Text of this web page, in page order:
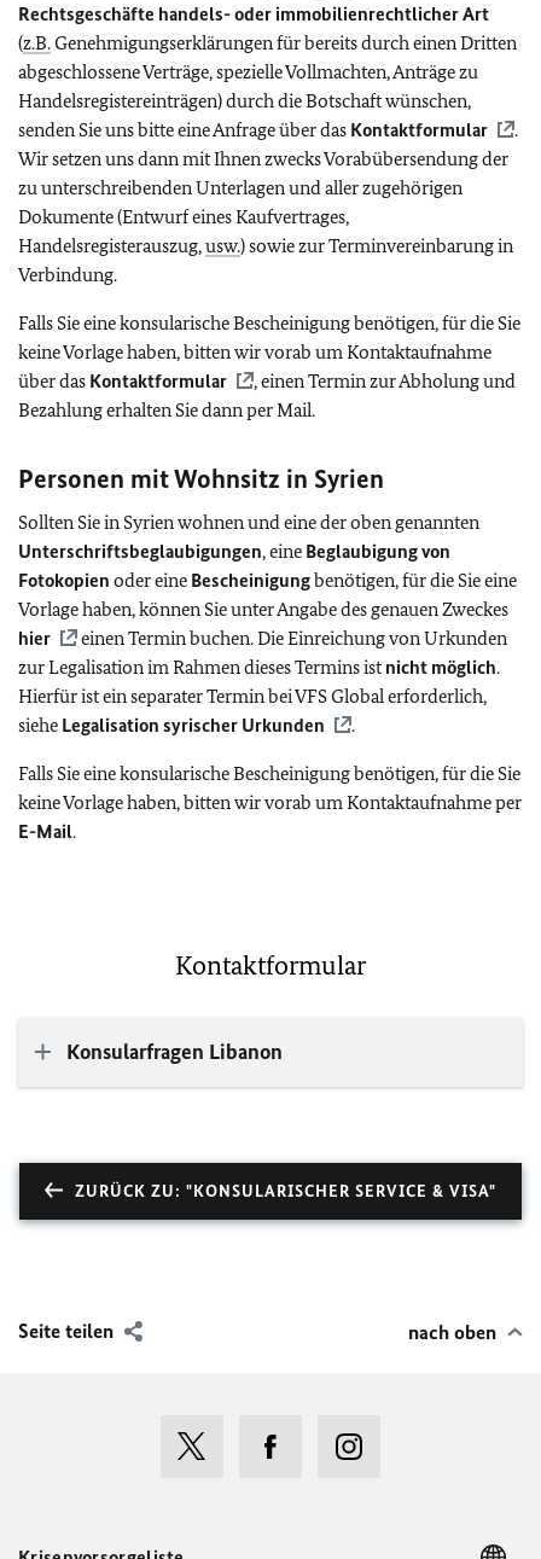
Rechtsgeschäfte handels- oder immobilienrechtlicher Art
(z.B.Genehmigungserklärungen für bereits durch einen Dritten
abgeschlossene Verträge, spezielle Vollmachten, Anträge zu
Handelsregistereinträgen) durch die Botschaft wünschen,
senden Sie uns bitte eine Anfrage über das Kontaktformular
.
Wir setzen uns dann mit Ihnen zwecks Vorabübersendung der
zu unterschreibenden Unterlagen und aller zugehörigen
Dokumente (Entwurf eines Kaufvertrages,
Handelsregisterauszug,usw.) sowie zur Terminvereinbarung in
Verbindung.
Falls Sie eine konsularische Bescheinigung benötigen, für die Sie
keine Vorlage haben, bitten wir vorab um Kontaktaufnahme
über das Kontaktformular
, einen Termin zur Abholung und
Bezahlung erhalten Sie dann per Mail.
Personen mit Wohnsitz in Syrien
Sollten Sie in Syrien wohnen und eine der oben genannten
Unterschriftsbeglaubigungen, eine Beglaubigung von
Fotokopien oder eine Bescheinigungbenötigen, für die Sie eine
Vorlage haben, können Sie unter Angabe des genauen Zweckes
hier
einen Termin buchen. Die Einreichung von Urkunden
zur Legalisation im Rahmen dieses Termins istnicht möglich.
Hierfür ist ein separater Termin bei VFS Global erforderlich,
siehe Legalisation syrischer Urkunden .
Falls Sie eine konsularische Bescheinigung benötigen, für die Sie
keine Vorlage haben, bitten wir vorab um Kontaktaufnahme per
E-Mail.
Kontaktformular
Konsularfragen Libanon
ZURÜCK ZU: "KONSULARISCHER SERVICE & VISA"
Seite teilen nach oben